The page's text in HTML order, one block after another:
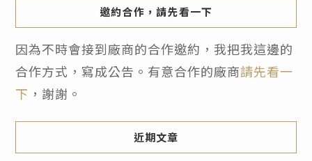
邀約合作，請先看一下
因為不時會接到廠商的合作邀約，我把我這邊的
合作方式，寫成公告。有意合作的廠商請先看一
下 ，謝謝。
近期文章